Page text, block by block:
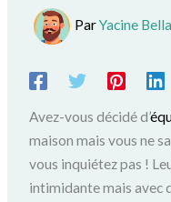
ParYacine
Avez-vous décidé d’
maison mais vous ne
vous inquiétez pas !
intimidante mais avec